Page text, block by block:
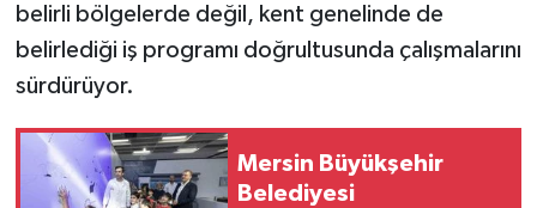
belirli bölgelerde değil, kent genelinde de
belirlediği iş programı doğrultusunda çalışmalarını
sürdürüyor.
Mersin Büyükşehir
Belediyesi